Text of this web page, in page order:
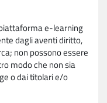
e-learning
dagli aventi diritto,
non possono essere
modo che non sia
o dai titolari e/o